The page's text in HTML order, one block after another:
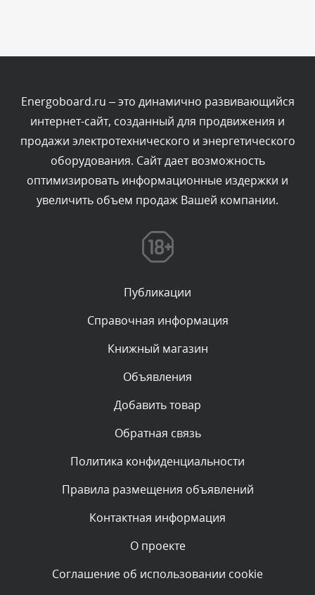
Комментарий проверяется
Текст комментария будет виден после проверки
администратором.
Сегодня, в 11:20
Комментарий проверяется
Текст комментария будет виден после проверки
Комментарий проверяется
Текст комментария будет виден после проверки
администратором.
Комментарий проверяется
администратором.
Комментарий проверяется
администратором.
Комментарий проверяется
администратором.
Energoboard.ru – это динамично развивающийся
интернет-сайт, созданный для продвижения и
продажи электротехнического и энергетического
оборудования. Сайт дает возможность
оптимизировать информационные издержки и
увеличить объем продаж Вашей компании.
Публикации
Справочная информация
Книжный магазин
Объявления
Добавить товар
Обратная связь
Политика конфиденциальности
Правила размещения объявлений
Контактная информация
О проекте
Соглашение об использовании cookie